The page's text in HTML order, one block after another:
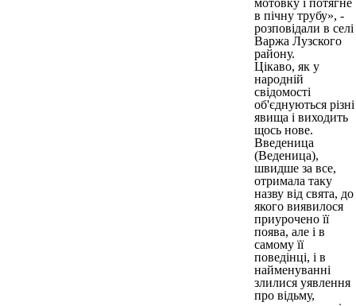
мотовку і потягне
в пічну трубу», -
розповідали в селі
Варжа Лузского
району.
Цікаво, як у
народній
свідомості
об'єднуються різні
явища і виходить
щось нове.
Введеница
(Веденица),
швидше за все,
отримала таку
назву від свята, до
якого виявилося
приурочено її
поява, але і в
самому її
поведінці, і в
найменуванні
злилися уявлення
про відьму,